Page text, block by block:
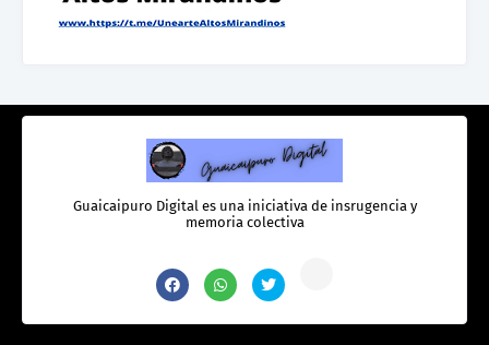
Guaicaipuro Digital es una iniciativa de insrugencia y
memoria colectiva